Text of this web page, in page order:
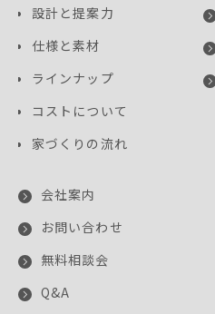
設計と提案力
仕様と素材
ラインナップ
コストについて
家づくりの流れ
会社案内
お問い合わせ
無料相談会
Q&A